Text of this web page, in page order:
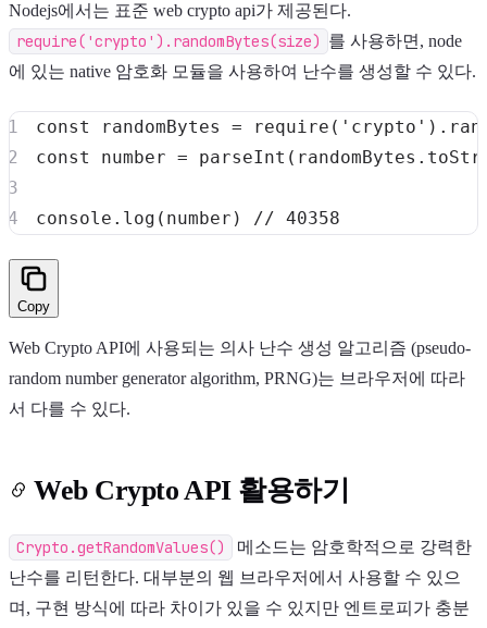
Nodejs에서는 표준 web crypto api가 제공된다.
require('crypto').randomBytes(size) 를 사용하면, node
에 있는 native 암호화 모듈을 사용하여 난수를 생성할 수 있다.
const randomBytes = require ( 'crypto' ) .
const
number = parseInt ( randomBytes .
console . log ( number ) // 40358
Copy
Web Crypto API에 사용되는 의사 난수 생성 알고리즘 (pseudo-
random number generator algorithm, PRNG)는 브라우저에 따라
서 다를 수 있다.
Web Crypto API 활용하기
Crypto.getRandomValues()
메소드는 암호학적으로 강력한
난수를 리턴한다. 대부분의 웹 브라우저에서 사용할 수 있으
며, 구현 방식에 따라 차이가 있을 수 있지만 엔트로피가 충분